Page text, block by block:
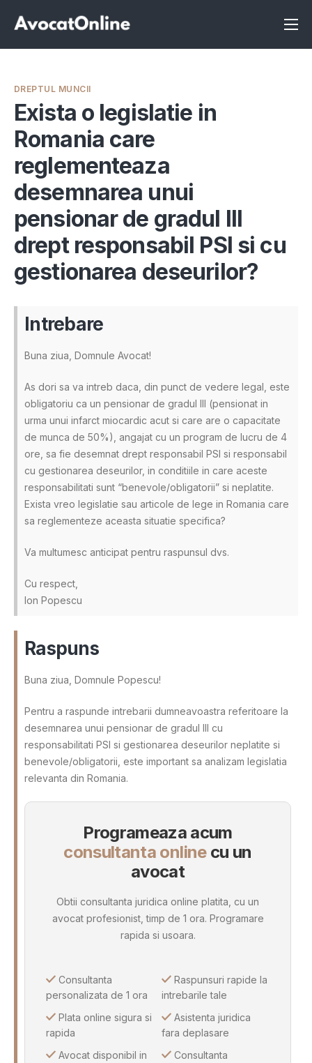
Înscrie-te ca avocat
Servicii
Despre noi
Programeaza consultanta
Intrebari
DREPTUL MUNCII
Exista o legislatie in
Romania care
reglementeaza
desemnarea unui
pensionar de gradul III
drept responsabil PSI si cu
gestionarea deseurilor?
Intrebare
Buna ziua, Domnule Avocat!
As dori sa va intreb daca, din punct de vedere legal, este
obligatoriu ca un pensionar de gradul III (pensionat in
urma unui infarct miocardic acut si care are o capacitate
de munca de 50%), angajat cu un program de lucru de 4
ore, sa fie desemnat drept responsabil PSI si responsabil
cu gestionarea deseurilor, in conditiile in care aceste
responsabilitati sunt “benevole/obligatorii” si neplatite.
Exista vreo legislatie sau articole de lege in Romania care
sa reglementeze aceasta situatie specifica?
Va multumesc anticipat pentru raspunsul dvs.
Cu respect,
Ion Popescu
Raspuns
Buna ziua, Domnule Popescu!
Pentru a raspunde intrebarii dumneavoastra referitoare la
desemnarea unui pensionar de gradul III cu
responsabilitati PSI si gestionarea deseurilor neplatite si
benevole/obligatorii, este important sa analizam legislatia
relevanta din Romania.
Programeaza acum
consultanta onlinecu un
avocat
Obtii consultanta juridica online platita, cu un
avocat profesionist, timp de 1 ora. Programare
rapida si usoara.
Consultanta
personalizata de 1 ora
Plata online sigura si
rapida
Avocat disponibil in
Raspunsuri rapide la
intrebarile tale
Asistenta juridica
fara deplasare
Consultanta